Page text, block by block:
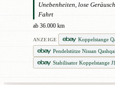
Unebenheiten, lose
Fahrt
ab 36.000 km
ANZEIGE
Koppelstange
Pendelstütze Nissan
Stabilisator Koppelstange